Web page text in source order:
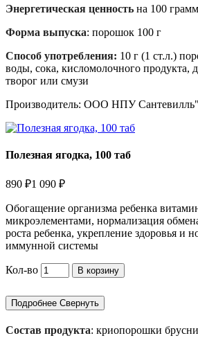
Энергетическая ценность на 100
Форма выпуска: порошок 100 г
Способ употребления: 10 г (1 ст.л.)
воды, сока, кисломолочного продукта,
творог или смузи
Производитель: ООО НПУ Сантевилль"
Полезная ягодка, 100 таб
890 ₽1 090 ₽
Обогащение организма ребенка
микроэлементами, нормализация
роста ребенка, укрепление здоровья и
иммунной системы
Кол-во В корзину
Подробнее Свернуть
Состав продукта: криопорошки